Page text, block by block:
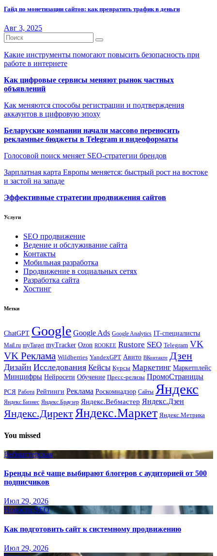
Гайд по монетизации сайтов: как превратить трафик в деньги
Авг 3, 2025
Какие инструменты помогают повысить безопасность при
работе в интернете
Как цифровые сервисы меняют рынок частных
объявлений
Как меняются способы регистрации и подтверждения
аккаунтов в цифровую эпоху
Беларуские компании начали массово переносить
рекламные бюджеты в Telegram и видеоформаты
Голосовой поиск меняет SEO-стратегии брендов
Зарплатная карта Европы меняется: быстрый рост на востоке
и застой на западе
Эффективные стратегии продвижения сайтов
Услуги
SEO продвижение
Ведение и обслуживание сайта
Контакты
Мобильная разработка
Продвижение в социальных сетях
Разработка сайта
Хостинг
Метки
ChatGPT Google Google Ads Google Analytics IT-специалисты
Mail.ru myTarget myTracker Ozon ROOKEE Rustore SEO Telegram VK
VK Реклама Wildberries YandexGPT Авито ВКонтакте Дзен
Дизайн Исследования Кейсы Курсы Маркетинг Маркетплейс
Минцифры Нейросети Обучение Пресс-релизы ПромоСтраницы
РСЯ Работа Рейтинги Реклама Роскомнадзор Сайты Яндекс
Яндекс.Бизнес Яндекс.Браузер Яндекс.Вебмастер Яндекс.Дзен
Яндекс.ДиректЯндекс.Маркет Яндекс.Метрика
You missed
Вебмастерская
Бренды всё чаще выбирают блогеров с аудиторией от 500
подписчиков
Июл 29, 2026
Новости SEO
Как подготовить сайт к системному продвижению
Июл 29, 2026